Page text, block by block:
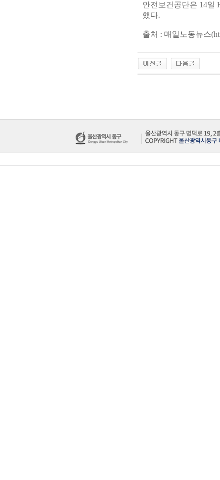
안전보건공단은 14일
했다.
출처 : 매일노동뉴스